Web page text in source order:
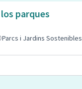
parques
Parcs i Jardins Sostenibles